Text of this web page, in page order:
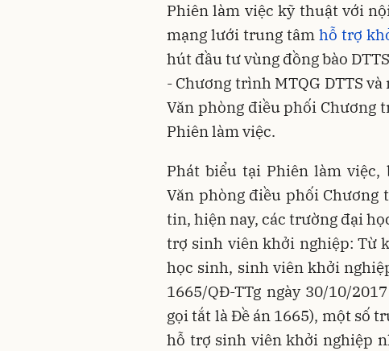
Phiên làm việc kỹ thuật với
mạng lưới trung tâmhỗ trợ
hút đầu tư vùng đồng bào
- Chương trình MTQG DTTS
Văn phòng điều phối Chương
Phiên làm việc.
Phát biểu tại Phiên làm việc,
Văn phòng điều phối Chương
tin, hiện nay, các trường đại
trợ sinh viên khởi nghiệp: Từ
học sinh, sinh viên khởi
1665/QĐ-TTg ngày 30/10/
gọi tắt là Đề án 1665), một số
hỗ trợ sinh viên khởi nghiệp